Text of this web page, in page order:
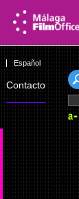
Español
Contacto